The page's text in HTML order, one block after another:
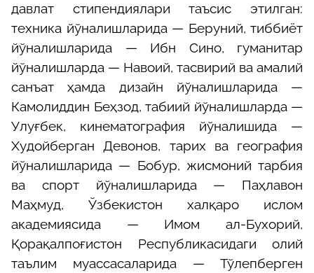
давлат стипендиялари таъсис этилган:
техника йўналишларида — Беруний, тиббиёт
йўналишларида — Ибн Сино, гуманитар
йўналишларда — Навоий, тасвирий ва амалий
санъат ҳамда дизайн йўналишларида —
Камолиддин Беҳзод, табиий йўналишларда —
Улуғбек, кинематография йўналишида —
Худойберган Девонов, тарих ва география
йўналишларида — Бобур, жисмоний тарбия
ва спорт йўналишларида — Паҳлавон
Маҳмуд, Ўзбекистон халқаро ислом
академиясида — Имом ал-Бухорий,
Қорақалпоғистон Республикасидаги олий
таълим муассасаларида — Тўлепберген